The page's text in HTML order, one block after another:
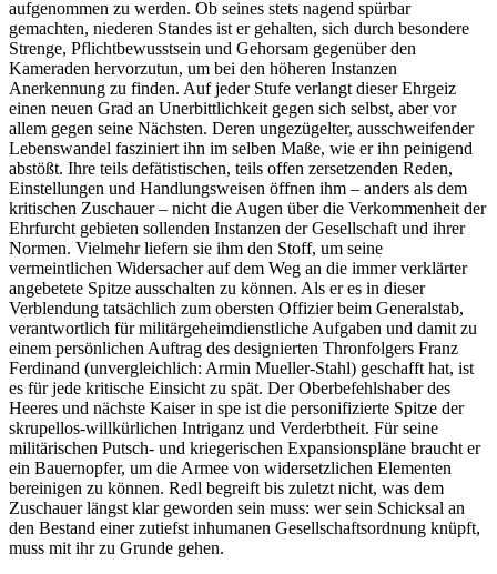
aufgenommen zu werden. Ob seines stets nagend spürbar
gemachten, niederen Standes ist er gehalten, sich durch besondere
Strenge, Pflichtbewusstsein und Gehorsam gegenüber den
Kameraden hervorzutun, um bei den höheren Instanzen
Anerkennung zu finden. Auf jeder Stufe verlangt dieser Ehrgeiz
einen neuen Grad an Unerbittlichkeit gegen sich selbst, aber vor
allem gegen seine Nächsten. Deren ungezügelter, ausschweifender
Lebenswandel fasziniert ihn im selben Maße, wie er ihn peinigend
abstößt. Ihre teils defätistischen, teils offen zersetzenden Reden,
Einstellungen und Handlungsweisen öffnen ihm – anders als dem
kritischen Zuschauer – nicht die Augen über die Verkommenheit der
Ehrfurcht gebieten sollenden Instanzen der Gesellschaft und ihrer
Normen. Vielmehr liefern sie ihm den Stoff, um seine
vermeintlichen Widersacher auf dem Weg an die immer verklärter
angebetete Spitze ausschalten zu können. Als er es in dieser
Verblendung tatsächlich zum obersten Offizier beim Generalstab,
verantwortlich für militärgeheimdienstliche Aufgaben und damit zu
einem persönlichen Auftrag des designierten Thronfolgers Franz
Ferdinand (unvergleichlich: Armin Mueller-Stahl) geschafft hat, ist
es für jede kritische Einsicht zu spät. Der Oberbefehlshaber des
Heeres und nächste Kaiser in spe ist die personifizierte Spitze der
skrupellos-willkürlichen Intriganz und Verderbtheit. Für seine
militärischen Putsch- und kriegerischen Expansionspläne braucht er
ein Bauernopfer, um die Armee von widersetzlichen Elementen
bereinigen zu können. Redl begreift bis zuletzt nicht, was dem
Zuschauer längst klar geworden sein muss: wer sein Schicksal an
den Bestand einer zutiefst inhumanen Gesellschaftsordnung knüpft,
muss mit ihr zu Grunde gehen.